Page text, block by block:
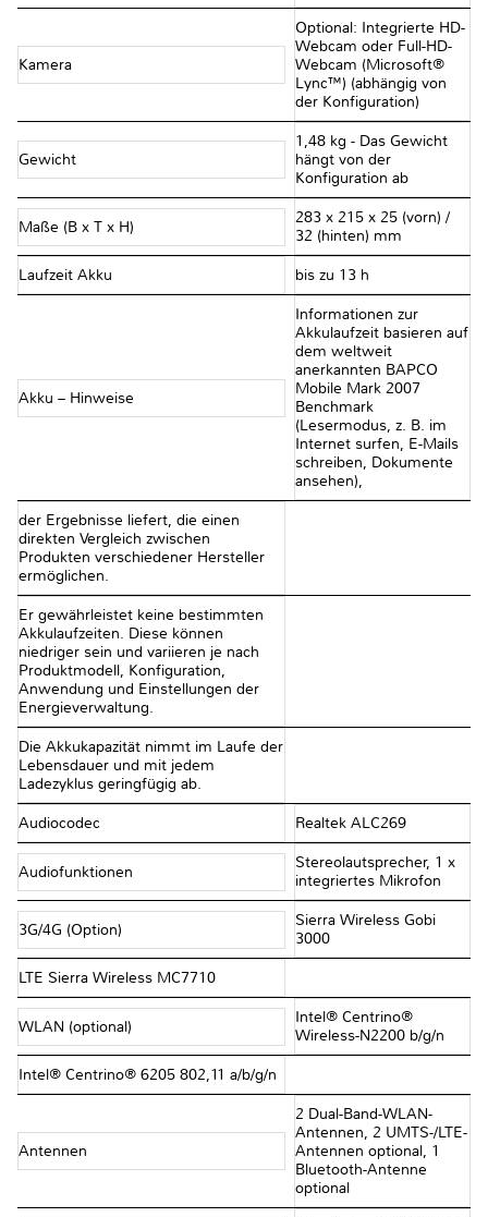
Kamera
Optional: Integrierte HD-
Webcam oder Full-HD-
Webcam (Microsoft®
Lync™) (abhängig von
der Konfiguration)
Gewicht
1,48 kg - Das Gewicht
hängt von der
Konfiguration ab
Maße (B x T x H)
283 x 215 x 25 (vorn) /
32 (hinten) mm
Laufzeit Akku bis zu 13 h
Akku – Hinweise
Informationen zur
Akkulaufzeit basieren auf
dem weltweit
anerkannten BAPCO
Mobile Mark 2007
Benchmark
(Lesermodus, z. B. im
Internet surfen, E-Mails
schreiben, Dokumente
ansehen),
der Ergebnisse liefert, die einen
direkten Vergleich zwischen
Produkten verschiedener Hersteller
ermöglichen.
Er gewährleistet keine bestimmten
Akkulaufzeiten. Diese können
niedriger sein und variieren je nach
Produktmodell, Konfiguration,
Anwendung und Einstellungen der
Energieverwaltung.
Die Akkukapazität nimmt im Laufe der
Lebensdauer und mit jedem
Ladezyklus geringfügig ab.
Audiocodec Realtek ALC269
Audiofunktionen
Stereolautsprecher, 1 x
integriertes Mikrofon
3G/4G (Option)
Sierra Wireless Gobi
3000
LTE Sierra Wireless MC7710
WLAN (optional)
Intel® Centrino®
Wireless-N2200 b/g/n
Intel® Centrino® 6205 802,11 a/b/g/n
Antennen
2 Dual-Band-WLAN-
Antennen, 2 UMTS-/LTE-
Antennen optional, 1
Bluetooth-Antenne
optional